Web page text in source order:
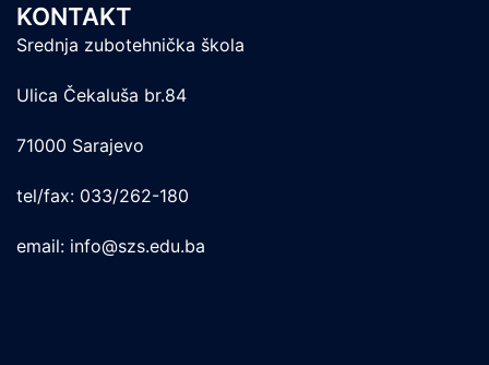
KONTAKT
Srednja zubotehnička škola
Ulica Čekaluša br.84
71000 Sarajevo
tel/fax: 033/262-180
email: info@szs.edu.ba